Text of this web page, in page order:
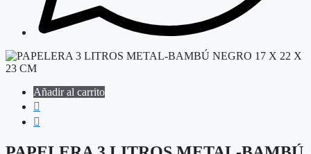
Añadir al carrito